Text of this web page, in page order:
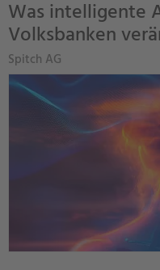
Was intelligente
Volksbanken
Spitch AG